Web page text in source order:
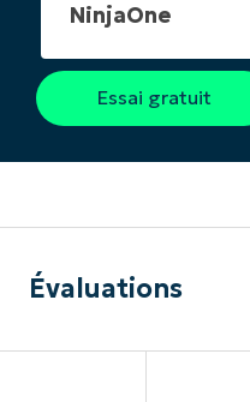
NinjaOne
Essai gratuit
Évaluations